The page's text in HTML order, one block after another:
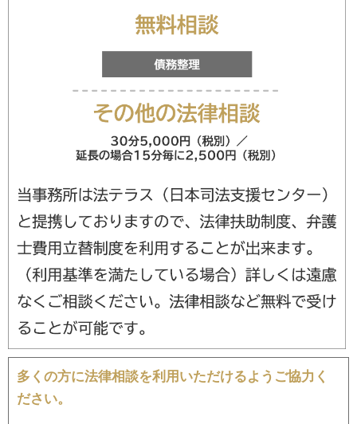
多くの方に法律相談を利用いただけるようご協力く
ださい。